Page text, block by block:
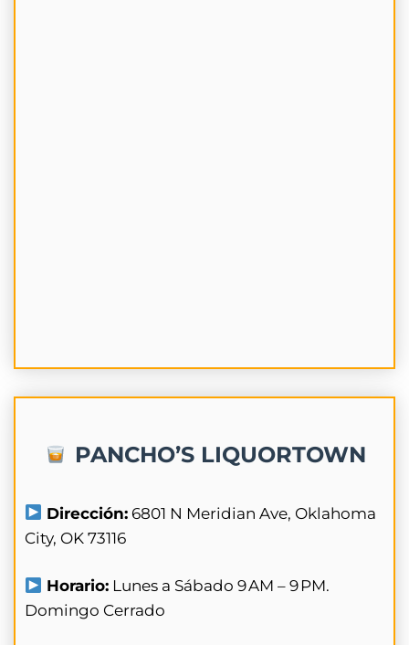
PANCHO’S LIQUORTOWN
Dirección: 6801 N Meridian Ave, Oklahoma
City, OK 73116
Horario: Lunes a Sábado 9 AM – 9 PM.
Domingo Cerrado